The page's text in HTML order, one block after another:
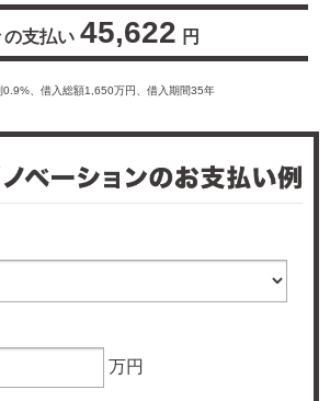
の支払い 45,622 円
、借入総額1,650万円、借入期間35年
万円